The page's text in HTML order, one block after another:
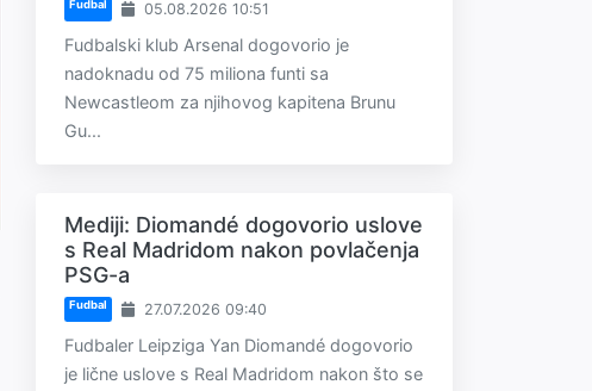
Fudbal 05.08.2026 10:51
Fudbalski klub Arsenal dogovorio je
nadoknadu od 75 miliona funti sa
Newcastleom za njihovog kapitena Brunu
Gu...
Mediji: Diomandé dogovorio uslove
s Real Madridom nakon povlačenja
PSG-a
Fudbal 27.07.2026 09:40
Fudbaler Leipziga Yan Diomandé dogovorio
je lične uslove s Real Madridom nakon što se